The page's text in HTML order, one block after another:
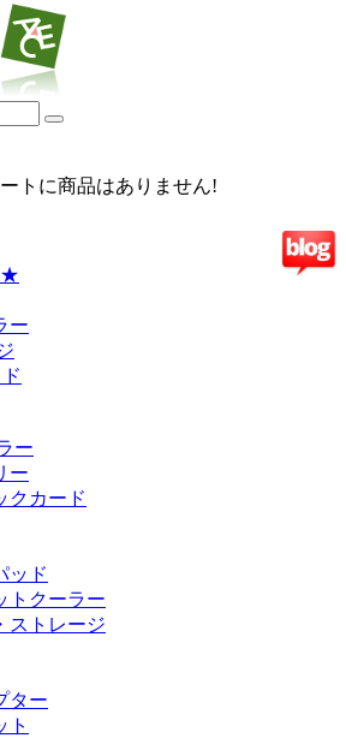
トに商品はありません!
★
ー
ー
ー
クカード
ッド
トクーラー
ストレージ
ター
ト